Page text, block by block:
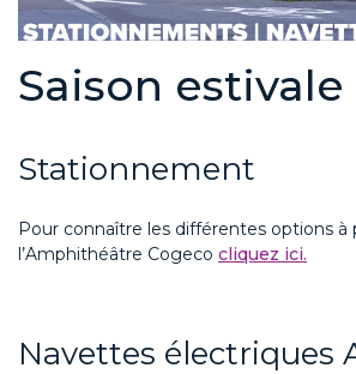
Saison estivale
Stationnement
Pour connaître les différentes options à
l’Amphithéâtre Cogeco cliquez ici.
Navettes électriques